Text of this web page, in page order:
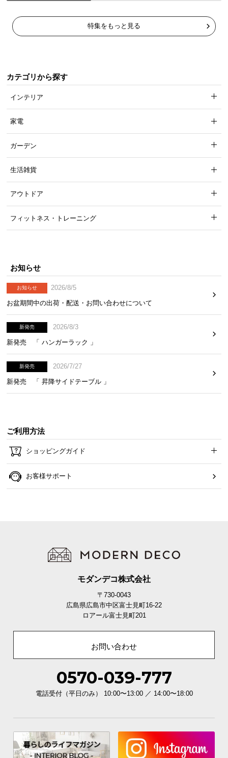
特集をもっと見る
カテゴリから探す
インテリア
家電
ガーデン
生活雑貨
アウトドア
フィットネス・トレーニング
お知らせ
お知らせ
2026/8/5
お盆期間中の出荷・配送・お問い合わせについて
新発売
2026/8/3
新発売 「 ハンガーラック 」
新発売
2026/7/27
新発売 「 昇降サイドテーブル 」
ご利用方法
ショッピングガイド
お客様サポート
モダンデコ株式会社
〒730-0043
広島県広島市中区富士見町16-22
ロアール富士見町201
お問い合わせ
0570-039-777
電話受付（平日のみ） 10:00〜13:00 ／ 14:00〜18:00